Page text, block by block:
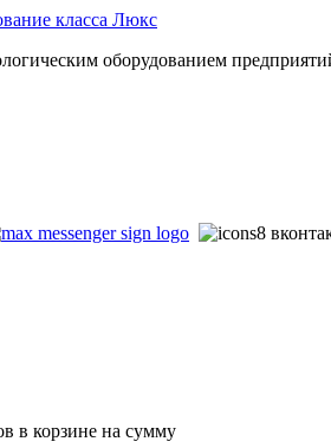
оборудованием
в корзине на сумму